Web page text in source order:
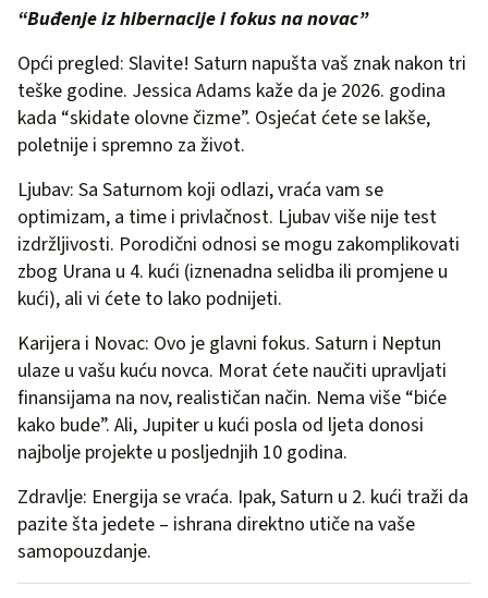
“Buđenje iz hibernacije i fokus na novac”
Opći pregled: Slavite! Saturn napušta vaš znak nakon tri
teške godine. Jessica Adams kaže da je 2026. godina
kada “skidate olovne čizme”. Osjećat ćete se lakše,
poletnije i spremno za život.
Ljubav: Sa Saturnom koji odlazi, vraća vam se
optimizam, a time i privlačnost. Ljubav više nije test
izdržljivosti. Porodični odnosi se mogu zakomplikovati
zbog Urana u 4. kući (iznenadna selidba ili promjene u
kući), ali vi ćete to lako podnijeti.
Karijera i Novac: Ovo je glavni fokus. Saturn i Neptun
ulaze u vašu kuću novca. Morat ćete naučiti upravljati
finansijama na nov, realističan način. Nema više “biće
kako bude”. Ali, Jupiter u kući posla od ljeta donosi
najbolje projekte u posljednjih 10 godina.
Zdravlje: Energija se vraća. Ipak, Saturn u 2. kući traži da
pazite šta jedete – ishrana direktno utiče na vaše
samopouzdanje.